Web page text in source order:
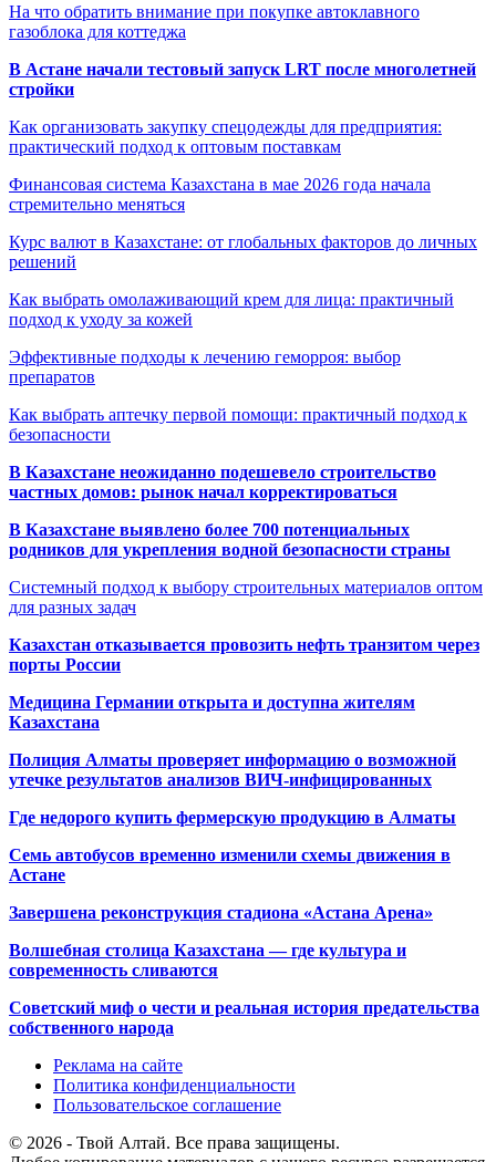
На что обратить внимание при покупке автоклавного
газоблока для коттеджа
В Астане начали тестовый запуск LRT после многолетней
стройки
Как организовать закупку спецодежды для предприятия:
практический подход к оптовым поставкам
Финансовая система Казахстана в мае 2026 года начала
стремительно меняться
Курс валют в Казахстане: от глобальных факторов до личных
решений
Как выбрать омолаживающий крем для лица: практичный
подход к уходу за кожей
Эффективные подходы к лечению геморроя: выбор
препаратов
Как выбрать аптечку первой помощи: практичный подход к
безопасности
В Казахстане неожиданно подешевело строительство
частных домов: рынок начал корректироваться
В Казахстане выявлено более 700 потенциальных
родников для укрепления водной безопасности страны
Системный подход к выбору строительных материалов оптом
для разных задач
Казахстан отказывается провозить нефть транзитом через
порты России
Медицина Германии открыта и доступна жителям
Казахстана
Полиция Алматы проверяет информацию о возможной
утечке результатов анализов ВИЧ-инфицированных
Где недорого купить фермерскую продукцию в Алматы
Семь автобусов временно изменили схемы движения в
Астане
Завершена реконструкция стадиона «Астана Арена»
Волшебная столица Казахстана — где культура и
современность сливаются
Советский миф о чести и реальная история предательства
собственного народа
Реклама на сайте
Политика конфиденциальности
Пользовательское соглашение
© 2026 - Твой Алтай. Все права защищены.